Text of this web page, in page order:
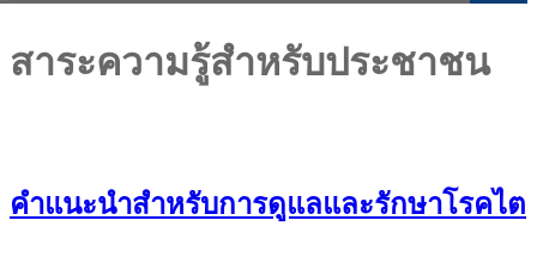
สาระความรู้สำหรับประชาชน
คำแนะนำสำหรับการดูแลและรักษาโรคไต